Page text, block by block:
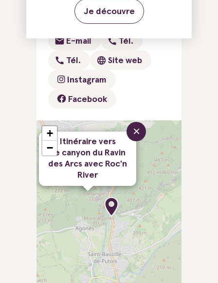
Putois
E-mail Tél.
Tél. Site web
Instagram
Facebook
Itinéraire vers
Le canyon du Ravin
des Arcs avec Roc'n
River
×
+
−
Je découvre